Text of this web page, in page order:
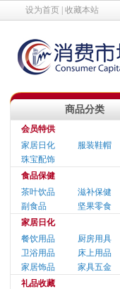
设为首页 收藏本站
商品分类
会员特供
家居日化
服装鞋帽
珠宝配饰
食品保健
茶叶饮品
滋补保健
副食品
坚果零食
家居日化
餐饮用品
厨房用具
卫浴用品
床上用品
家居饰品
家具五金
礼品收藏